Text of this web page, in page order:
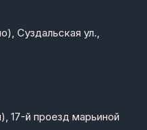
Суздальская ул.,
17-й проезд марьиной